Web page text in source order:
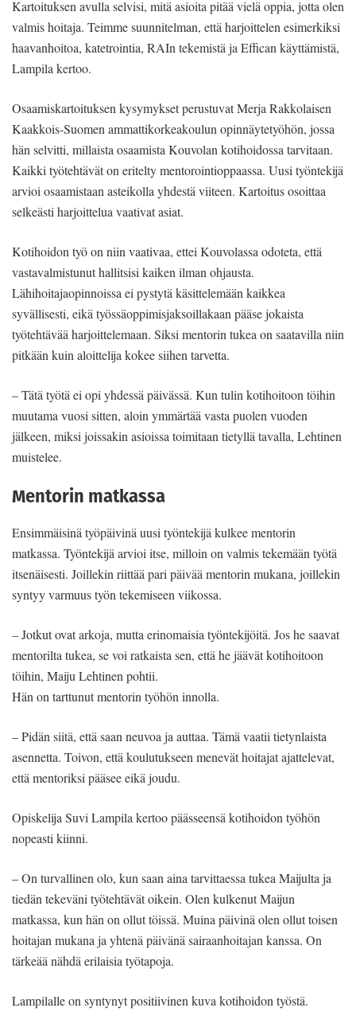
Kartoituksen avulla selvisi, mitä asioita pitää vielä oppia, jotta olen
valmis hoitaja. Teimme suunnitelman, että harjoittelen esimerkiksi
haavanhoitoa, katetrointia, RAIn tekemistä ja Effican käyttämistä,
Lampila kertoo.
Osaamiskartoituksen kysymykset perustuvat Merja Rakkolaisen
Kaakkois-Suomen ammattikorkeakoulun opinnäytetyöhön, jossa
hän selvitti, millaista osaamista Kouvolan kotihoidossa tarvitaan.
Kaikki työtehtävät on eritelty mentorointioppaassa. Uusi työntekijä
arvioi osaamistaan asteikolla yhdestä viiteen. Kartoitus osoittaa
selkeästi harjoittelua vaativat asiat.
Kotihoidon työ on niin vaativaa, ettei Kouvolassa odoteta, että
vastavalmistunut hallitsisi kaiken ilman ohjausta.
Lähihoitajaopinnoissa ei pystytä käsittelemään kaikkea
syvällisesti, eikä työssäoppimisjaksoillakaan pääse jokaista
työtehtävää harjoittelemaan. Siksi mentorin tukea on saatavilla niin
pitkään kuin aloittelija kokee siihen tarvetta.
– Tätä työtä ei opi yhdessä päivässä. Kun tulin kotihoitoon töihin
muutama vuosi sitten, aloin ymmärtää vasta puolen vuoden
jälkeen, miksi joissakin asioissa toimitaan tietyllä tavalla, Lehtinen
muistelee.
Mentorin matkassa
Ensimmäisinä työpäivinä uusi työntekijä kulkee mentorin
matkassa. Työntekijä arvioi itse, milloin on valmis tekemään työtä
itsenäisesti. Joillekin riittää pari päivää mentorin mukana, joillekin
syntyy varmuus työn tekemiseen viikossa.
– Jotkut ovat arkoja, mutta erinomaisia työntekijöitä. Jos he saavat
mentorilta tukea, se voi ratkaista sen, että he jäävät kotihoitoon
töihin, Maiju Lehtinen pohtii.
Hän on tarttunut mentorin työhön innolla.
– Pidän siitä, että saan neuvoa ja auttaa. Tämä vaatii tietynlaista
asennetta. Toivon, että koulutukseen menevät hoitajat ajattelevat,
että mentoriksi pääsee eikä joudu.
Opiskelija Suvi Lampila kertoo päässeensä kotihoidon työhön
nopeasti kiinni.
– On turvallinen olo, kun saan aina tarvittaessa tukea Maijulta ja
tiedän tekeväni työtehtävät oikein. Olen kulkenut Maijun
matkassa, kun hän on ollut töissä. Muina päivinä olen ollut toisen
hoitajan mukana ja yhtenä päivänä sairaanhoitajan kanssa. On
tärkeää nähdä erilaisia työtapoja.
Lampilalle on syntynyt positiivinen kuva kotihoidon työstä.